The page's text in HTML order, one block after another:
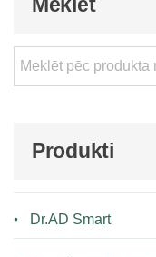
Produkti
Dr.AD Smart